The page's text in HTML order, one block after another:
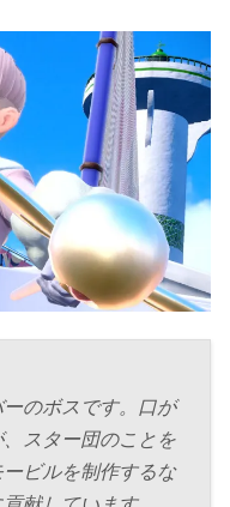
のボスです。口が
スター団のことを
ビルを制作するな